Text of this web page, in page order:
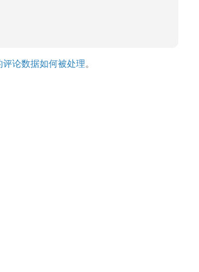
评论数据如何被处理。